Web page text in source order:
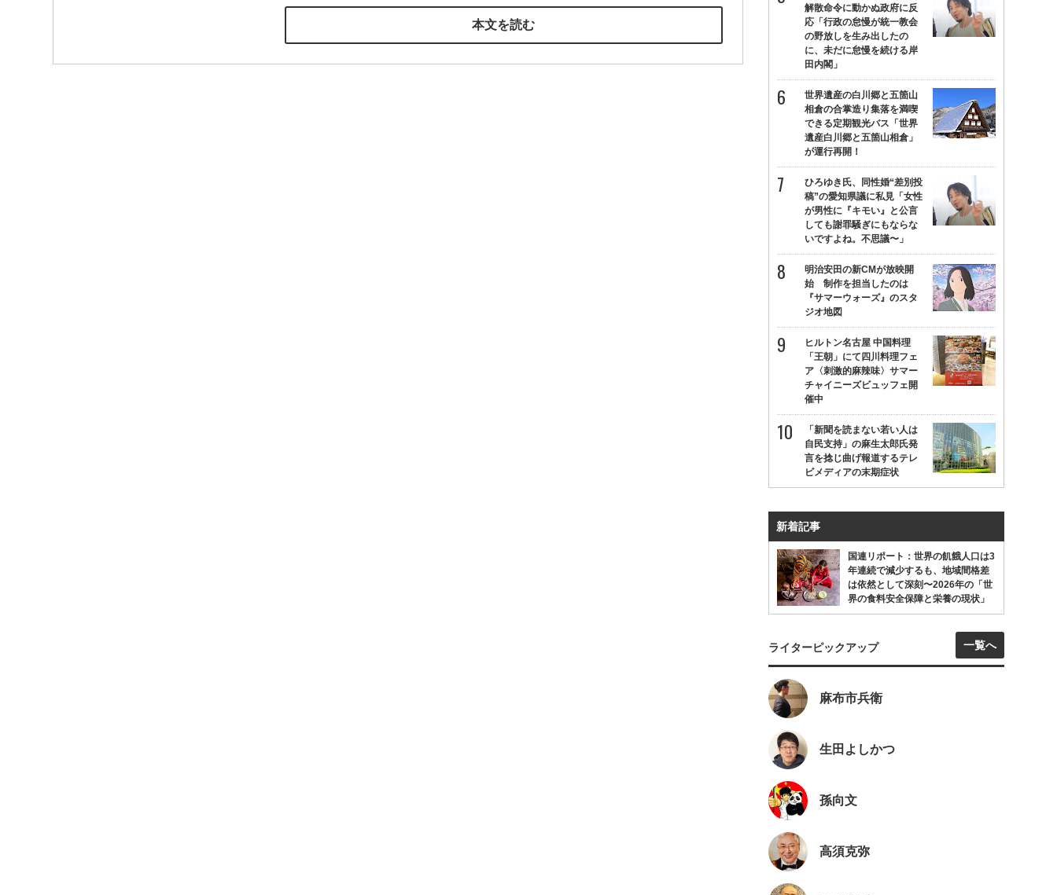
本文を読む
解散命令に動かぬ政府に反
応「行政の怠慢が統一教会
の野放しを生み出したの
に、未だに怠慢を続ける岸
田内閣」
世界遺産の白川郷と五箇山
相倉の合掌造り集落を満喫
できる定期観光バス「世界
遺産白川郷と五箇山相倉」
が運行再開！
ひろゆき氏、同性婚“差別投
稿”の愛知県議に私見「女性
が男性に『キモい』と公言
しても謝罪騒ぎにもならな
いですよね。不思議〜」
明治安田の新CMが放映開
始 制作を担当したのは
『サマーウォーズ』のスタ
ジオ地図
ヒルトン名古屋 中国料理
「王朝」にて四川料理フェ
ア〈刺激的麻辣味〉サマー
チャイニーズビュッフェ開
催中
「新聞を読まない若い人は
自民支持」の麻生太郎氏発
言を捻じ曲げ報道するテレ
ビメディアの末期症状
新着記事
国連リポート：世界の飢餓人口は3
年連続で減少するも、地域間格差
は依然として深刻〜2026年の「世
界の食料安全保障と栄養の現状」
ライターピックアップ 一覧へ
麻布市兵衛
生田よしかつ
孫向文
高須克弥